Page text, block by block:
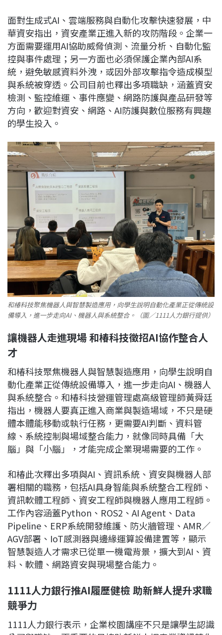
面對生成式AI、雲端服務與自動化攻擊快速發展，中
華資安指出，資安產業正進入新的攻防階段。企業一
方面需要運用AI協助威脅偵測、流量分析、自動化監
控與事件處理；另一方面也必須保護企業內部AI系
統，避免敏感資料外洩，或因外部攻擊指令造成模型
與系統被穿透。公司目前也釋出多項職缺，涵蓋資安
檢測、監控維運、事件應變、網路防護與產品研發等
方向，歡迎對資安、網路、AI防護與數位服務有興趣
的學生投入。
和椿科技聚焦機器人與智慧製造應用，向學生說明自動化產業正從傳統設
備導入，進一步走向AI、機器人與系統整合。（圖／1111人力銀行提供）
讓機器人走進現場 和椿科技徵招AI協作整合人
才
和椿科技聚焦機器人與智慧製造應用，向學生說明自
動化產業正從傳統設備導入，進一步走向AI、機器人
與系統整合。和椿科技營運管理處高級管理師黃舜廷
指出，機器人要真正進入商業與製造場域，不只是硬
體本體能移動或執行任務，更需要AI判斷、資料管
線、系統控制與場域整合能力，就像同時具備「大
腦」與「小腦」，才能完成企業現場需要的工作。
和椿此次釋出多項與AI、資訊系統、資安與機器人部
署相關的職務，包括AI具身智能與系統整合工程師、
資訊軟體工程師、資安工程師與機器人應用工程師。
工作內容涵蓋Python、ROS2、AI Agent、Data
Pipeline、ERP系統開發維護、防火牆管理、AMR／
AGV部署、IoT感測器與邊緣運算設備建置等，顯示
智慧製造人才需求已從單一機電背景，擴大到AI、資
料、軟體、網路資安與現場整合能力。
1111人力銀行推AI履歷健檢 助新鮮人提升求職
競爭力
1111人力銀行表示，企業校園講座不只是讓學生認識